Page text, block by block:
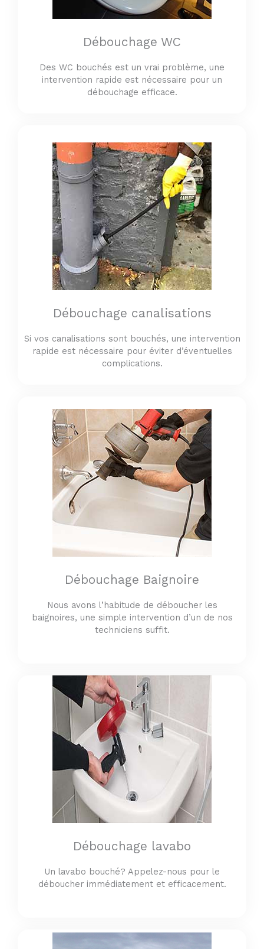
Débouchage WC
Des WC bouchés est un vrai problème, une
intervention rapide est nécessaire pour un
débouchage efficace.
Débouchage canalisations
Si vos canalisations sont bouchés, une intervention
rapide est nécessaire pour éviter d’éventuelles
complications.
Débouchage Baignoire
Nous avons l’habitude de déboucher les
baignoires, une simple intervention d’un de nos
techniciens suffit.
Débouchage lavabo
Un lavabo bouché? Appelez-nous pour le
déboucher immédiatement et efficacement.